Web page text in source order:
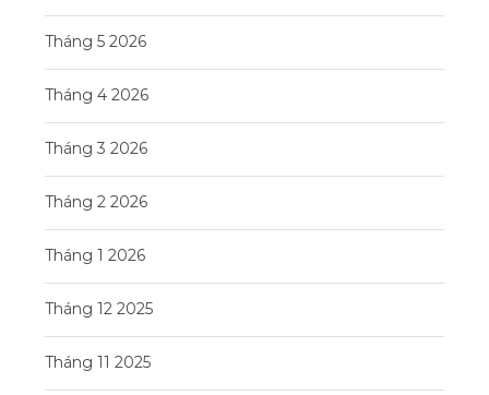
Tháng 5 2026
Tháng 4 2026
Tháng 3 2026
Tháng 2 2026
Tháng 1 2026
Tháng 12 2025
Tháng 11 2025